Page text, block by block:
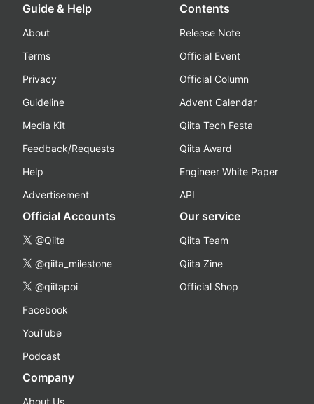
Guide & Help
About
Terms
Privacy
Guideline
Media Kit
Feedback/Requests
Help
Advertisement
Contents
Release Note
Official Event
Official Column
Advent Calendar
Qiita Tech Festa
Qiita Award
Engineer White Paper
API
Official Accounts
@Qiita
@qiita_milestone
@qiitapoi
Facebook
YouTube
Podcast
Our service
Qiita Team
Qiita Zine
Official Shop
Company
About Us